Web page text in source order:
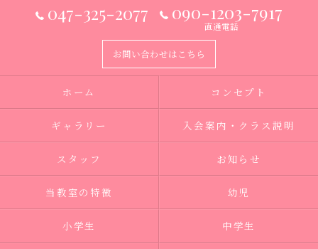
047-325-2077 090-1203-7917
直通電話
お問い合わせはこちら
ホーム コンセプト
ギャラリー 入会案内・クラス説明
スタッフ お知らせ
当教室の特徴 幼児
小学生 中学生